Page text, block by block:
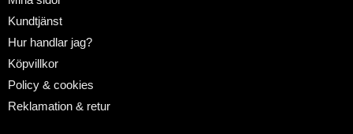
Kundtjänst
Hur handlar jag?
Köpvillkor
Policy & cookies
Reklamation & retur